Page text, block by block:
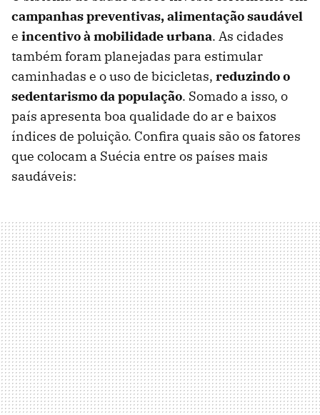
campanhas preventivas, alimentação saudável
e incentivo à mobilidade urbana. As cidades
também foram planejadas para estimular
caminhadas e o uso de bicicletas, reduzindo o
sedentarismo da população. Somado a isso, o
país apresenta boa qualidade do ar e baixos
índices de poluição. Confira quais são os fatores
que colocam a Suécia entre os países mais
saudáveis: